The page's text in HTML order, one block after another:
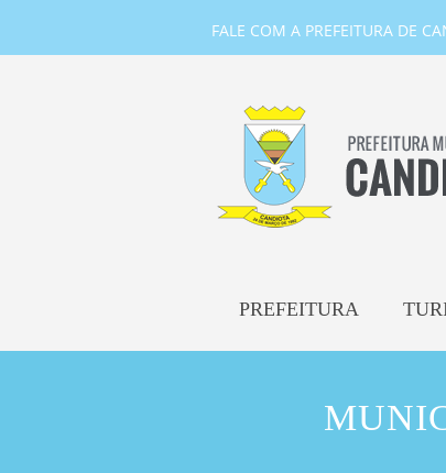
FALE COM A PREFEITURA DE
PREFEITURA